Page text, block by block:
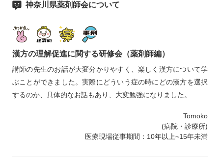
神奈川県薬剤師会について
漢方の理解促進に関する研修会（薬剤師編）
講師の先生のお話が大変分かりやすく、楽しく漢方について学
ぶことができました。実際にどういう症の時にどの漢方を選択
するのか、具体的なお話もあり、大変勉強になりました。
Tomoko
(病院・診療所)
医療現場従事期間：10年以上~15年未満